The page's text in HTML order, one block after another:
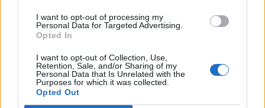
I want to opt-out of processing my
Personal Data for Targeted Advertising.
Opted In
I want to opt-out of Collection, Use,
Retention, Sale, and/or Sharing of my
Personal Data that Is Unrelated with the
Purposes for which it was collected.
Opted Out